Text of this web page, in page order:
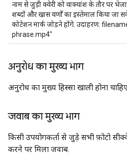
नाम से जुड़ी क्वेरी को वाक्यांश के तौर पर
शब्दों और खास वर्णों का इस्तेमाल किया
कोटेशन मार्क जोड़ने होंगे. उदाहरण:
phrase.mp4"
अनुरोध का मुख्य भाग
अनुरोध का मुख्य हिस्सा खाली होना
जवाब का मुख्य भाग
किसी उपयोगकर्ता से जुड़े सभी फ़ोटो
करने पर मिला जवाब.